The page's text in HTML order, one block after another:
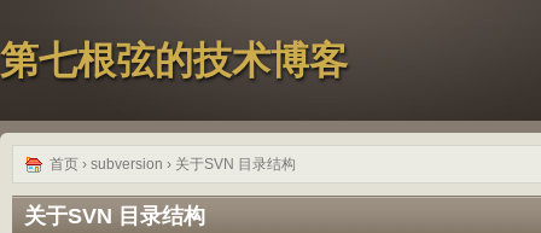
第七根弦的技术博客
首页 › subversion › 关于SVN 目录结构
关于SVN 目录结构